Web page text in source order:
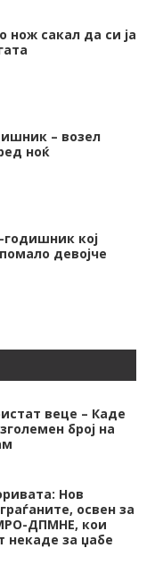
нож сакал да си ја
– возел
ноќ
годишник кој
девојче
веце – Каде
број на
Нов
освен за
ДПМНЕ, кои
некаде за џабе